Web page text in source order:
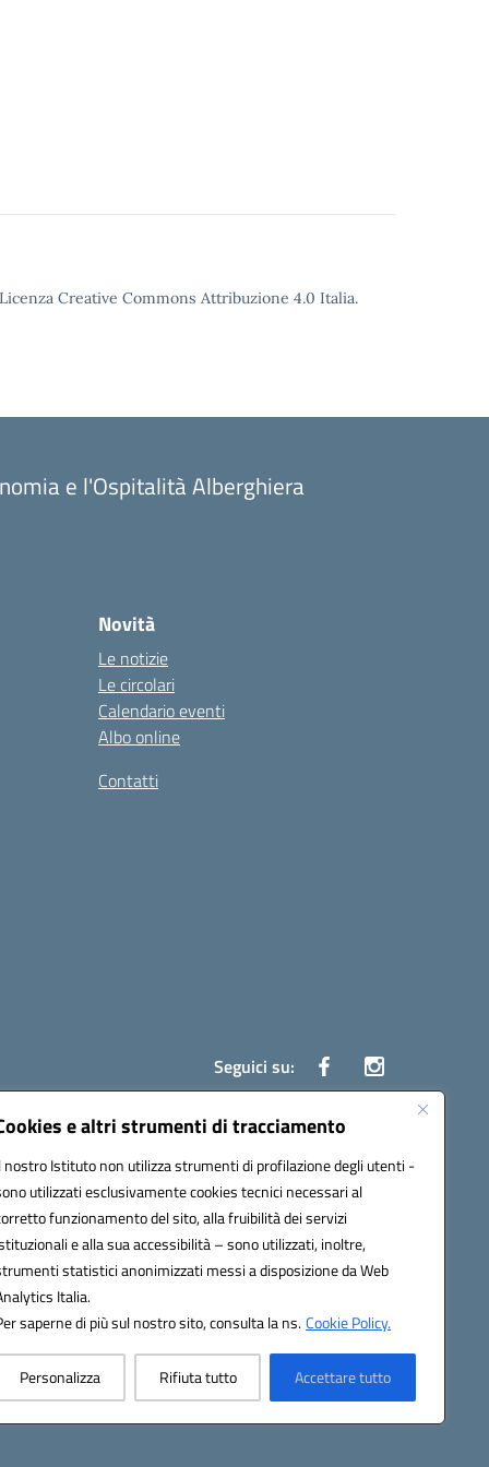
e altri strumenti di tracciamento
nostro Istituto non utilizza strumenti di profilazione degli utenti -
utilizzati esclusivamente cookies tecnici necessari al
funzionamento del sito, alla fruibilità dei servizi
e alla sua accessibilità – sono utilizzati, inoltre,
statistici anonimizzati messi a disposizione da Web
Italia.
saperne di più sul nostro sito, consulta la ns.Cookie Policy.
Personalizza Rifiuta tutto Accettare tutto
Creative Commons Attribuzione 4.0 Italia.
e l'Ospitalità Alberghiera
Novità
Le notizie
Le circolari
Calendario eventi
Albo online
Contatti
Seguici su:
(PEC):czrh04000q@pec.istruzione.it